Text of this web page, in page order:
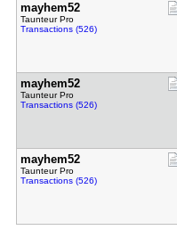
mayhem52
Taunteur Pro
Transactions (526)
mayhem52
Taunteur Pro
Transactions (526)
mayhem52
Taunteur Pro
Transactions (526)